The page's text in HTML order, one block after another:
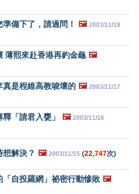
備下了，請過問！ 🖼️ 2003/11/19
薄熙來赴香港再釣金龜 🖼️
真是程維高教唆壞的 🖼️ 2003/11/17
「請君入甕」 🖼️ 2003/11/16
解決？ 🖼️ 2003/11/15 (22,747次)
自投羅網」祕密行動慘敗 🖼️